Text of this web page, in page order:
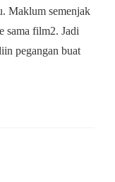
Maklum semenjak
sama film2. Jadi
pegangan buat